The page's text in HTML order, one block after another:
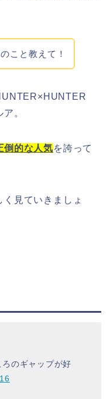
こと教えて！
。
倒的な人気を誇って
見ていきましょ
のギャップが好